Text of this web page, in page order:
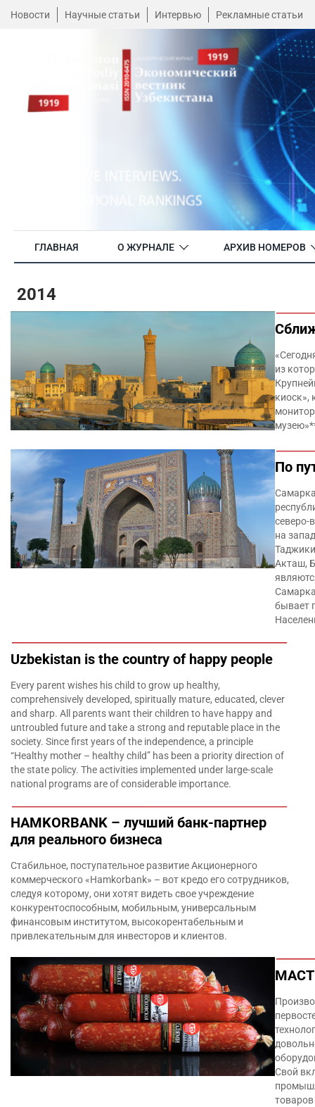
Новости Научные статьи Интервью Рекламные статьи
ГЛАВНАЯ О ЖУРНАЛЕ АРХИВ НОМЕРОВ
2014
из
киоск»,
По
северо-
на
Акташ,
бывает
Uzbekistan is the country of happy people
Every parent wishes his child to grow up healthy,
comprehensively developed, spiritually mature, educated, clever
and sharp. All parents want their children to have happy and
untroubled future and take a strong and reputable place in the
society. Since first years of the independence, a principle
“Healthy mother – healthy child” has been a priority direction of
the state policy. The activities implemented under large-scale
national programs are of considerable importance.
HAMKORBANK – лучший банк-партнер
для реального бизнеса
Стабильное, поступательное развитие Акционерного
коммерческого «Hamkorbank» – вот кредо его сотрудников,
следуя которому, они хотят видеть свое учреждение
конкурентоспособным, мобильным, универсальным
финансовым институтом, высокорентабельным и
привлекательным для инвесторов и клиентов.
Свой